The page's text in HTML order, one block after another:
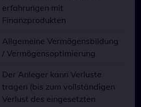
erfahrungen mit
Finanzprodukten
Allgemeine Vermögensbildung
/ Vermögensoptimierung
Der Anleger kann Verluste
tragen (bis zum vollständigen
Verlust des eingesetzten